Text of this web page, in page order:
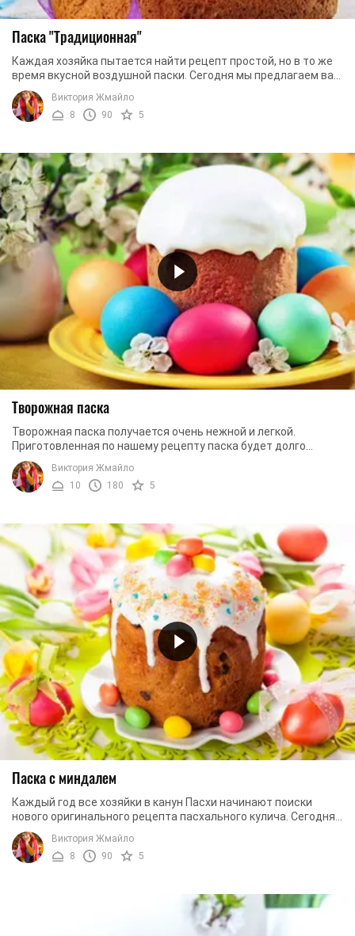
Паска "Традиционная"
Каждая хозяйка пытается найти рецепт простой, но в то же
время вкусной воздушной паски. Сегодня мы предлагаем вам
приготовить именно такую паску. ...
Виктория Жмайло
8
90 5
Творожная паска
Творожная паска получается очень нежной и легкой.
Приготовленная по нашему рецепту паска будет долго
оставаться свежей и не черстветь. Румяная и ...
Виктория Жмайло
10
180 5
Паска с миндалем
Каждый год все хозяйки в канун Пасхи начинают поиски
нового оригинального рецепта пасхального кулича. Сегодня
мы предлагаем вам испечь паску с ...
Виктория Жмайло
8
90 5